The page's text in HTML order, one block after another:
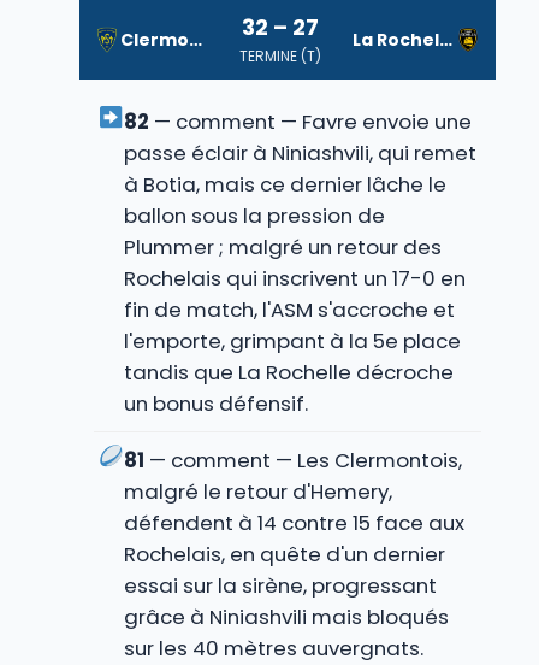
Clermont 32 – 27
TERMINE (T)
La Rochelle
82 — comment — Favre envoie une
passe éclair à Niniashvili, qui remet
à Botia, mais ce dernier lâche le
ballon sous la pression de
Plummer ; malgré un retour des
Rochelais qui inscrivent un 17-0 en
fin de match, l'ASM s'accroche et
l'emporte, grimpant à la 5e place
tandis que La Rochelle décroche
un bonus défensif.
81 — comment — Les Clermontois,
malgré le retour d'Hemery,
défendent à 14 contre 15 face aux
Rochelais, en quête d'un dernier
essai sur la sirène, progressant
grâce à Niniashvili mais bloqués
sur les 40 mètres auvergnats.